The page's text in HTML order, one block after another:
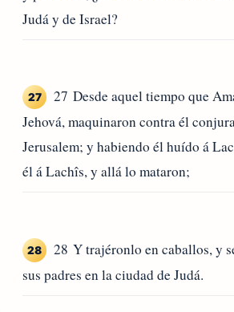
Judá y de Israel?
27
27 Desde aquel tiempo que
Jehová, maquinaron contra él
Jerusalem; y habiendo él huído á
él á Lachîs, y allá lo mataron;
28
28 Y trajéronlo en caballos, y
sus padres en la ciudad de Judá.